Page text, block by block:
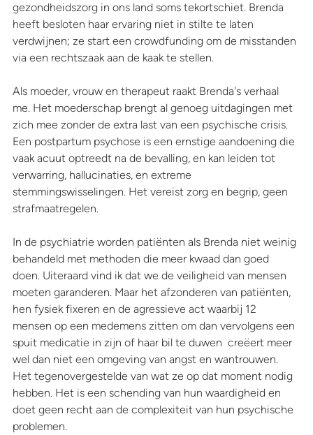
gezondheidszorg in ons land soms tekortschiet. Brenda
heeft besloten haar ervaring niet in stilte te laten
verdwijnen; ze start een crowdfunding om de misstanden
via een rechtszaak aan de kaak te stellen.
Als moeder, vrouw en therapeut raakt Brenda's verhaal
me. Het moederschap brengt al genoeg uitdagingen met
zich mee zonder de extra last van een psychische crisis.
Een postpartum psychose is een ernstige aandoening die
vaak acuut optreedt na de bevalling, en kan leiden tot
verwarring, hallucinaties, en extreme
stemmingswisselingen. Het vereist zorg en begrip, geen
strafmaatregelen.
In de psychiatrie worden patiënten als Brenda niet weinig
behandeld met methoden die meer kwaad dan goed
doen. Uiteraard vind ik dat we de veiligheid van mensen
moeten garanderen. Maar het afzonderen van patiënten,
hen fysiek fixeren en de agressieve act waarbij 12
mensen op een medemens zitten om dan vervolgens een
spuit medicatie in zijn of haar bil te duwen  creëert meer
wel dan niet een omgeving van angst en wantrouwen.
Het tegenovergestelde van wat ze op dat moment nodig
hebben. Het is een schending van hun waardigheid en
doet geen recht aan de complexiteit van hun psychische
problemen.